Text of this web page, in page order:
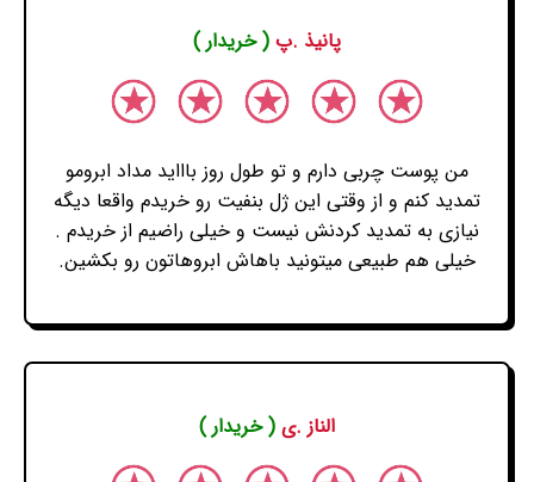
پانیذ .پ ( خریدار )
من پوست چربی دارم و تو طول روز باااید مداد ابرومو
تمدید کنم و از وقتی این ژل بنفیت رو خریدم واقعا دیگه
نیازی به تمدید کردنش نیست و خیلی راضیم از خریدم .
خیلی هم طبیعی میتونید باهاش ابروهاتون رو بکشین.
الناز .ی ( خریدار )